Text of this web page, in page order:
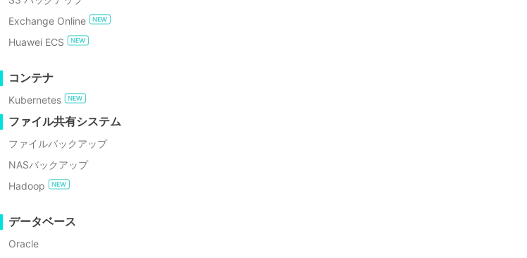
GDPRコンプライアンス
Exchange Online
Huawei ECS
コンテナ
Kubernetes
ファイル共有システム
ファイルバックアップ
NASバックアップ
Hadoop
データベース
Oracle